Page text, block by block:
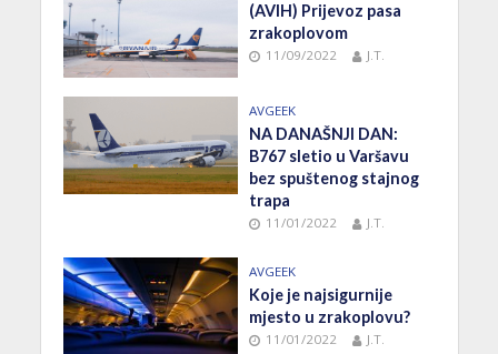
(AVIH) Prijevoz pasa
zrakoplovom
11/09/2022 J.T.
AVGEEK
NA DANAŠNJI DAN:
B767 sletio u Varšavu
bez spuštenog stajnog
trapa
11/01/2022 J.T.
AVGEEK
Koje je najsigurnije
mjesto u zrakoplovu?
11/01/2022 J.T.